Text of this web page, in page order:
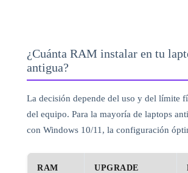
¿Cuánta RAM instalar en tu
antigua?
La decisión depende del uso y del límite
del equipo. Para la mayoría de laptops
con Windows 10/11, la configuración
RAM
UPGRADE